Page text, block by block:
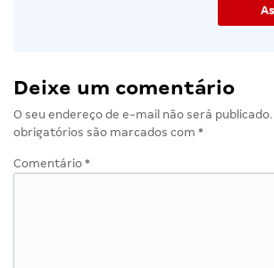
Deixe um comentário
O seu endereço de e-mail não será publicado.
obrigatórios são marcados com *
Comentário *